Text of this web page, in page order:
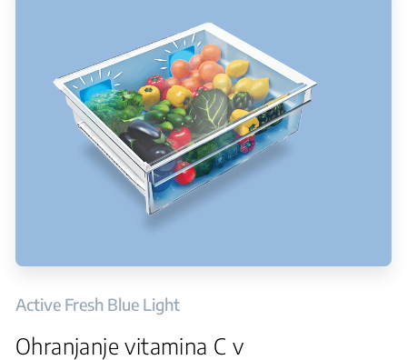
Active Fresh Blue Light
Ohranjanje vitamina C v